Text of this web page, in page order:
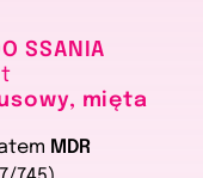
SSANIA
mięta
MDR